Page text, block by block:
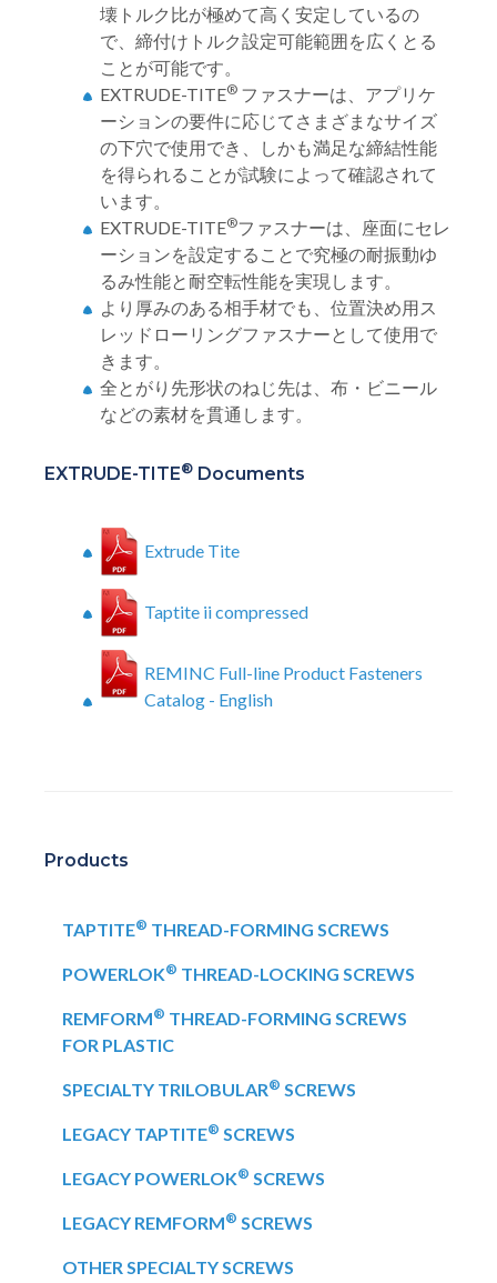
壊トルク比が極めて高く安定しているの
で、締付けトルク設定可能範囲を広くとる
ことが可能です。
EXTRUDE-TITE® ファスナーは、アプリケ
ーションの要件に応じてさまざまなサイズ
の下穴で使用でき、しかも満足な締結性能
を得られることが試験によって確認されて
います。
EXTRUDE-TITE®ファスナーは、座面にセレ
ーションを設定することで究極の耐振動ゆ
るみ性能と耐空転性能を実現します。
より厚みのある相手材でも、位置決め用ス
レッドローリングファスナーとして使用で
きます。
全とがり先形状のねじ先は、布・ビニール
などの素材を貫通します。
EXTRUDE-TITE® Documents
Extrude Tite
Taptite ii compressed
REMINC Full-line Product Fasteners
Catalog - English
Products
TAPTITE® THREAD-FORMING SCREWS
POWERLOK® THREAD-LOCKING SCREWS
REMFORM® THREAD-FORMING SCREWS
FOR PLASTIC
SPECIALTY TRILOBULAR® SCREWS
LEGACY TAPTITE® SCREWS
LEGACY POWERLOK® SCREWS
LEGACY REMFORM® SCREWS
OTHER SPECIALTY SCREWS